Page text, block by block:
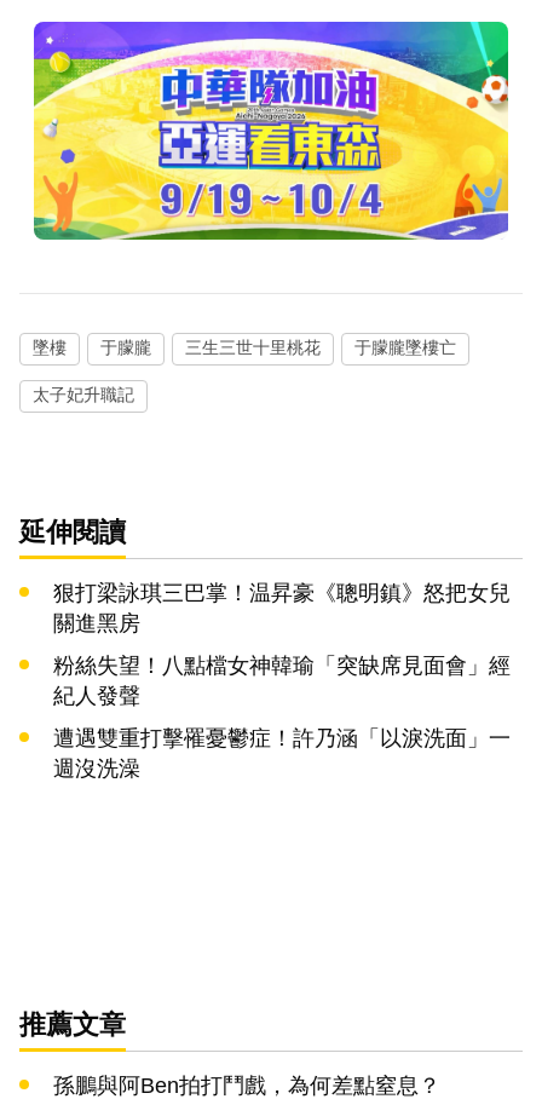
墜樓 于朦朧 三生三世十里桃花 于朦朧墜樓亡
太子妃升職記
延伸閱讀
狠打梁詠琪三巴掌！温昇豪《聰明鎮》怒把女兒
關進黑房
粉絲失望！八點檔女神韓瑜「突缺席見面會」經
紀人發聲
遭遇雙重打擊罹憂鬱症！許乃涵「以淚洗面」一
週沒洗澡
推薦文章
孫鵬與阿Ben拍打鬥戲，為何差點窒息？